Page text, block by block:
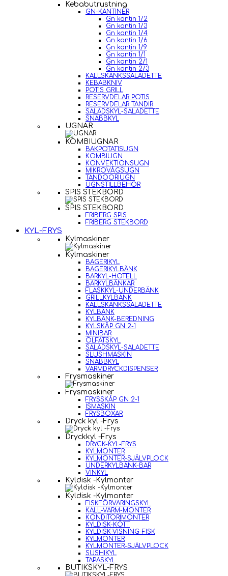
Kebabutrustning
GN-KANTINER
Gn kantin 1/2
Gn kantin 1/3
Gn kantin 1/4
Gn kantin 1/6
Gn kantin 1/9
Gn kantin 1/1
Gn kantin 2/1
Gn kantin 2/3
KALLSKÄNKSSALADETTE
KEBABKNIV
POTIS GRILL
RESERVDELAR POTIS
RESERVDELAR TANDIR
SALADSKYL-SALADETTE
SNABBKYL
UGNAR
KOMBIUGNAR
BAKPOTATISUGN
KOMBIUGN
KONVEKTIONSUGN
MIKROVÅGSUGN
TANDOORIUGN
UGNSTILLBEHÖR
SPIS STEKBORD
SPIS STEKBORD
FRIBERG SPIS
FRIBERG STEKBORD
KYL-FRYS
Kylmaskiner
Kylmaskiner
BAGERIKYL
BAGERIKYLBÄNK
BARKYL-HOTELL
BARKYLBÄNKAR
FLASKKYL-UNDERBÄNK
GRILLKYLBÄNK
KALLSKÄNKSSALADETTE
KYLBÄNK
KYLBÄNK-BEREDNING
KYLSKÅP GN 2-1
MINIBAR
ÖLFATSKYL
SALADSKYL-SALADETTE
SLUSHMASKIN
SNABBKYL
VARMDRYCKDISPENSER
Frysmaskiner
Frysmaskiner
FRYSSKÅP GN 2-1
ISMASKIN
FRYSBOXAR
Dryck kyl -Frys
Dryckkyl -Frys
DRYCK-KYL-FRYS
KYLMONTER
KYLMONTER-SJÄLVPLOCK
UNDERKYLBÄNK-BAR
VINKYL
Kyldisk -Kylmonter
Kyldisk -Kylmonter
FISKFÖRVARINGSKYL
KALL-VARM-MONTER
KONDITORIMONTER
KYLDISK-KÖTT
KYLDISK-VISNING-FISK
KYLMONTER
KYLMONTER-SJÄLVPLOCK
SUSHIKYL
TAPASKYL
BUTIKSKYL-FRYS